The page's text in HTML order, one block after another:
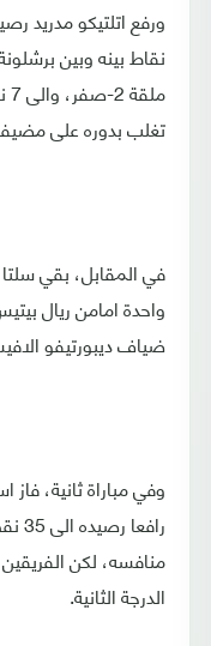
نقاط بينه وبين
تغلب بدوره على مضيفه
واحدة امامن ريال
ضياف ديبورتيفو
منافسه، لكن
الدرجة الثانية.